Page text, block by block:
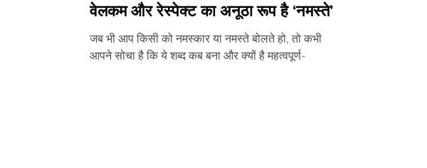
वेलकम और रेस्पेक्ट का अनूठा रूप है ‘नमस्ते’
जब भी आप किसी को नमस्कार या नमस्ते बोलते हो, तो कभी
आपने सोचा है कि ये शब्द कब बना और क्यों है महत्वपूर्ण-